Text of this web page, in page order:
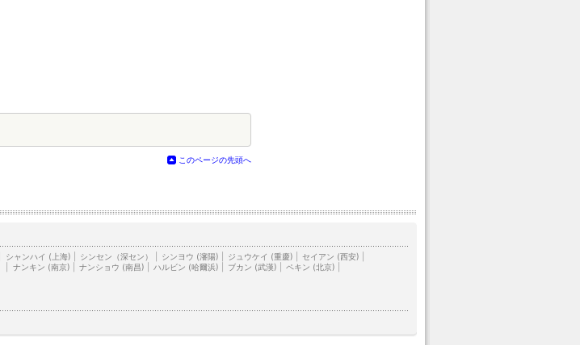
このページの先頭へ
シャンハイ (上海) シンセン（深セン） シンヨウ (瀋陽) ジュウケイ (重慶) セイアン (西安)
ナンキン (南京) ナンショウ (南昌) ハルビン (哈爾浜) ブカン (武漢) ペキン (北京)